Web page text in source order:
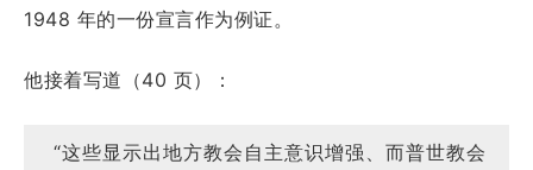
1948 年的一份宣言作为例证。
他接着写道（40 页）：
“这些显示出地方教会自主意识增强、而普世教会